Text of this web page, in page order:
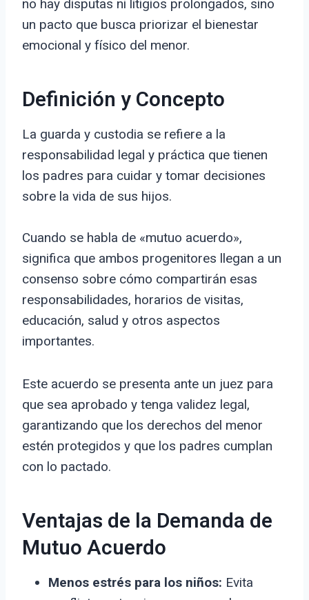
no hay disputas ni litigios prolongados, sino
un pacto que busca priorizar el bienestar
emocional y físico del menor.
Definición y Concepto
La guarda y custodia se refiere a la
responsabilidad legal y práctica que tienen
los padres para cuidar y tomar decisiones
sobre la vida de sus hijos.
Cuando se habla de «mutuo acuerdo»,
significa que ambos progenitores llegan a un
consenso sobre cómo compartirán esas
responsabilidades, horarios de visitas,
educación, salud y otros aspectos
importantes.
Este acuerdo se presenta ante un juez para
que sea aprobado y tenga validez legal,
garantizando que los derechos del menor
estén protegidos y que los padres cumplan
con lo pactado.
Ventajas de la Demanda de
Mutuo Acuerdo
Menos estrés para los niños: Evita